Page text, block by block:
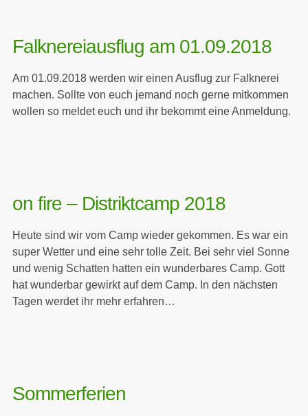
Falknereiausflug am 01.09.2018
Am 01.09.2018 werden wir einen Ausflug zur Falknerei
machen. Sollte von euch jemand noch gerne mitkommen
wollen so meldet euch und ihr bekommt eine Anmeldung.
on fire – Distriktcamp 2018
Heute sind wir vom Camp wieder gekommen. Es war ein
super Wetter und eine sehr tolle Zeit. Bei sehr viel Sonne
und wenig Schatten hatten ein wunderbares Camp. Gott
hat wunderbar gewirkt auf dem Camp. In den nächsten
Tagen werdet ihr mehr erfahren…
Sommerferien